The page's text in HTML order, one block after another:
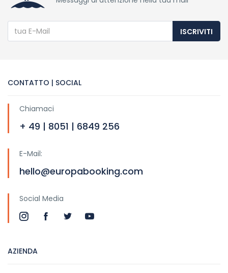
ISCRIVITI
CONTATTO | SOCIAL
Chiamaci
+ 49 | 8051 | 6849 256
E-Mail:
hello@europabooking.com
Social Media
AZIENDA